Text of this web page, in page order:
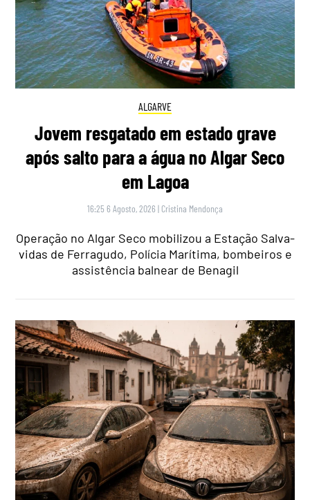
ALGARVE
Jovem resgatado em estado grave
após salto para a água no Algar Seco
em Lagoa
16:25 6 Agosto, 2026 | Cristina Mendonça
Operação no Algar Seco mobilizou a Estação Salva-
vidas de Ferragudo, Polícia Marítima, bombeiros e
assistência balnear de Benagil